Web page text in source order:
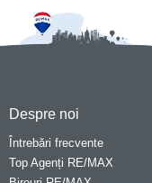
Despre noi
Întrebări frecvente
Top Agenți RE/MAX